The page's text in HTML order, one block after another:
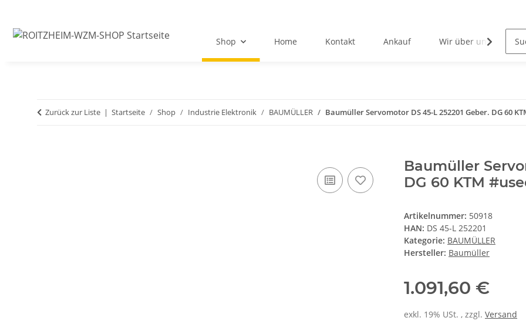
Shop Home Kontakt Ankauf Wir über uns
Zurück zur Liste Startseite Shop Industrie Elektronik BAUMÜLLER Baumüller Servomotor DS 45-L 252201 Geber. DG 60
Baumüller
DG 60 KTM
Artikelnummer: 50918
HAN: DS 45-L 252201
Kategorie: BAUMÜLLER
Hersteller: Baumüller
1.091,60 €
exkl. 19% USt. , zzgl. Versand